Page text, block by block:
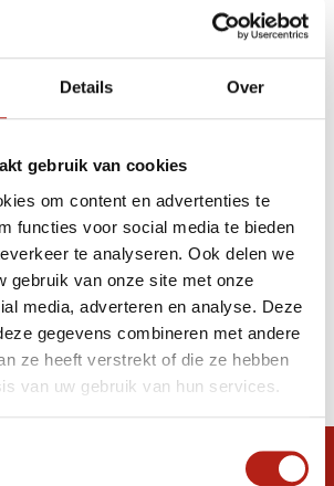
Details Over
gebruik van cookies
om content en advertenties te
functies voor social media te bieden
te analyseren. Ook delen we
gebruik van onze site met onze
media, adverteren en analyse. Deze
gegevens combineren met andere
ze heeft verstrekt of die ze hebben
van uw gebruik van hun services.
Producten getagd met
ademend neopreen
je vraag?